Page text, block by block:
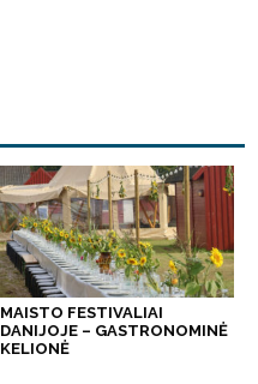
MAISTO FESTIVALIAI
DANIJOJE – GASTRONOMINĖ
KELIONĖ